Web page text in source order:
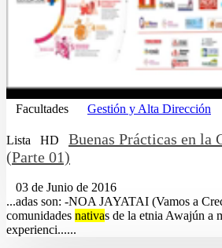
Facultades Gestión y Alta Dirección
Lista HD
Buenas Prácticas en la
(Parte 01)
03 de Junio de 2016
...adas son: -NOA JAYATAI (Vamos a
comunidades nativas de la etnia Awajún a
experienci......